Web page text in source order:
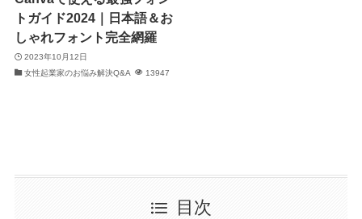
トガイド2024｜日本語＆お
しゃれフォント完全網羅
2023年10月12日
女性起業家のお悩み解決Q&A
13947
目次